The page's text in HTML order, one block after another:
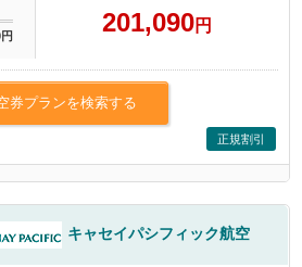
201,090円
券プランを検索する
正規割引
キャセイパシフィック航空